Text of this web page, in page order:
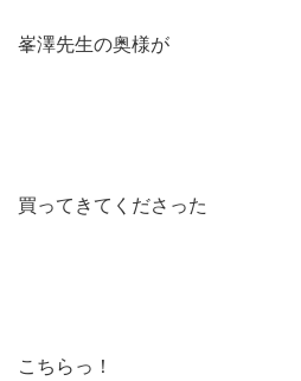
峯澤先生の奥様が
買ってきてくださった
こちらっ！